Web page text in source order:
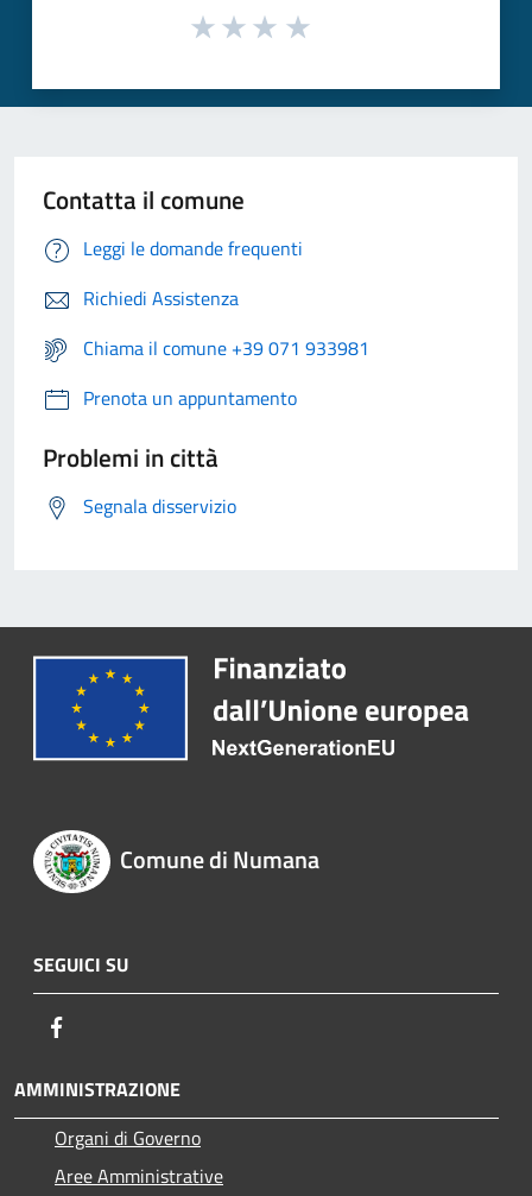
Contatta il comune
Leggi le domande frequenti
Richiedi Assistenza
Chiama il comune +39 071 933981
Prenota un appuntamento
Problemi in città
Segnala disservizio
Comune di Numana
SEGUICI SU
AMMINISTRAZIONE
Organi di Governo
Aree Amministrative